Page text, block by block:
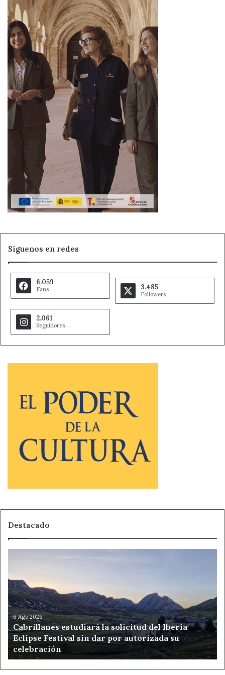
Síguenos en redes
6.059
Fans 3.485
Followers
2.061
Seguidores
Destacado
solicitud
del
Iberia
Eclipse
Festival
sin
dar
por
autorizada
6 Ago 2026
Cabrillanes estudiará la solicitud del Iberia
Eclipse Festival sin dar por autorizada su
celebración